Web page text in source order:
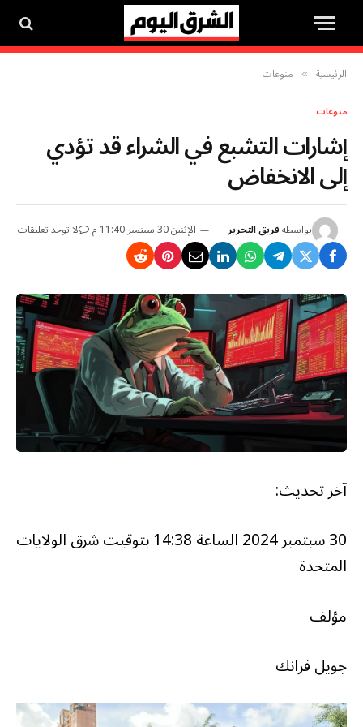
الرئيسية » منوعات
منوعات
إشارات التشبع في الشراء قد تؤدي
إلى الانخفاض
بواسطةفريق التحرير الإثنين 30 سبتمبر 11:40 م لا توجد تعليقات
آخر تحديث:
30 سبتمبر 2024 الساعة 14:38 بتوقيت شرق الولايات
المتحدة
مؤلف
جويل فرانك